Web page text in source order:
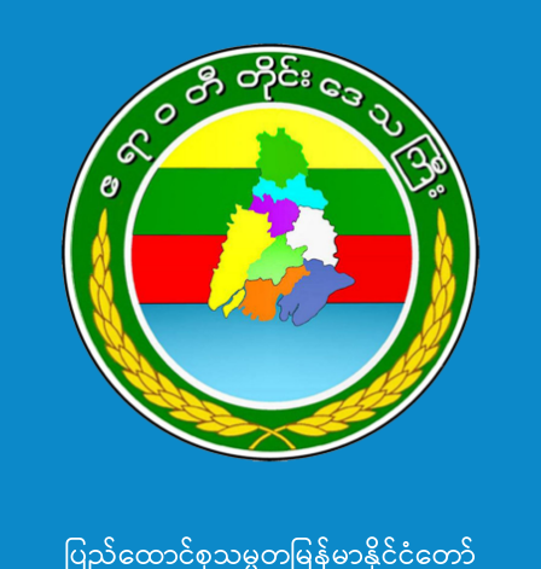
ပြည်ထောင်စုသမ္မတမြန်မာနိုင်ငံတော်